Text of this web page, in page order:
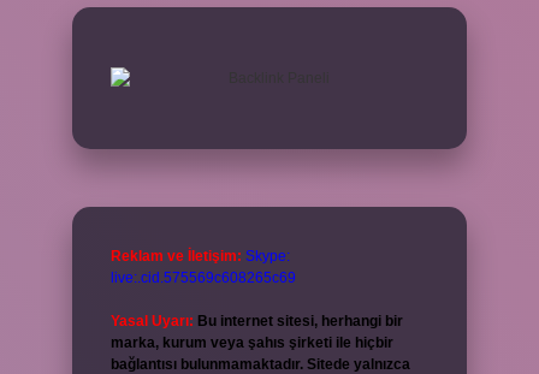
Reklam ve İletişim: Skype:
live:.cid.575569c608265c69
Yasal Uyarı: Bu internet sitesi, herhangi bir
marka, kurum veya şahıs şirketi ile hiçbir
bağlantısı bulunmamaktadır. Sitede yalnızca